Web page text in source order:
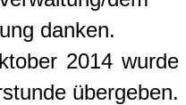
danken.
2014
übergeben.